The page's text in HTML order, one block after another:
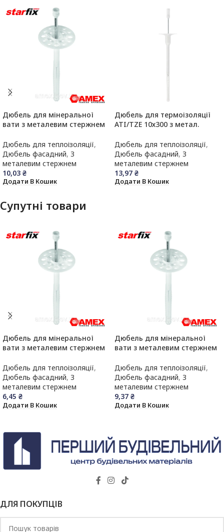
Дюбель для мінеральної
вати з металевим стержнем
LDK/TZ 10х220 (150шт)
Дюбель для теплоізоляції,
Дюбель фасадний, З
металевим стержнем
10,03 ₴
Додати В Кошик
Дюбель для термоізоляції
ATI/TZE 10х300 з метал.
термоголовкою(100шт)
Дюбель для теплоізоляції,
Дюбель фасадний, З
металевим стержнем
13,97 ₴
Додати В Кошик
Супутні товари
Дюбель для мінеральної
вати з металевим стержнем
LDK/TZ 10х100 (350шт)
Дюбель для теплоізоляції,
Дюбель фасадний, З
металевим стержнем
6,45 ₴
Додати В Кошик
Дюбель для мінеральної
вати з металевим стержнем
LDK/TZ 10х200 (150шт)
Дюбель для теплоізоляції,
Дюбель фасадний, З
металевим стержнем
9,37 ₴
Додати В Кошик
ДЛЯ ПОКУПЦІВ